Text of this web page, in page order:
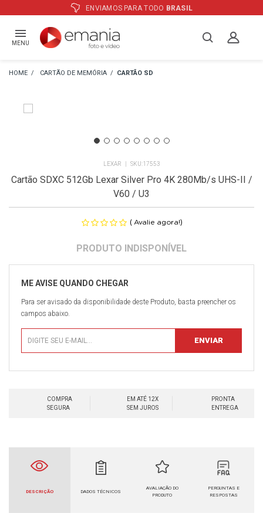
ATÉ 12XE PREÇO ESPECIAL
MENU
CARTÃO DE MEMÓRIA CARTÃO SD
LEXAR 17553
Cartão SDXC 512Gb Lexar Silver Pro 4K 280Mb/s UHS-II /
V60 / U3
( Avalie agora!)
Para ser avisado da disponibilidade deste Produto, basta preencher os
campos abaixo.
COMPRA
SEGURA
EM ATÉ 12X
SEM JUROS
PRONTA
ENTREGA
DESCRIÇÃO DADOS TÉCNICOS
AVALIAÇÃO DO
PRODUTO
PERGUNTAS E
RESPOSTAS